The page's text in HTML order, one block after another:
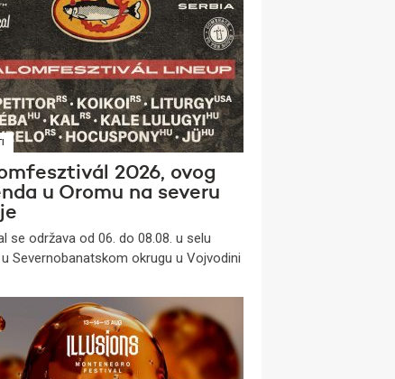
2026, ovog
u Oromu na severu
se održava od 06. do 08.08. u selu
Severnobanatskom okrugu u Vojvodini